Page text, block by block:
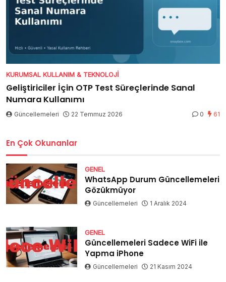
KURUMSAL KULLANIM & TEKNOLOJI
Geliştiriciler İçin OTP Test Süreçlerinde Sanal
Numara Kullanımı
Güncellemeleri 22 Temmuz 2026 0 61
En Çok Okunanlar
GENEL
WhatsApp Durum Güncellemeleri
Gözükmüyor
Güncellemeleri 1 Aralık 2024
GENEL
Güncellemeleri Sadece WiFi ile
Yapma iPhone
Güncellemeleri 21 Kasım 2024